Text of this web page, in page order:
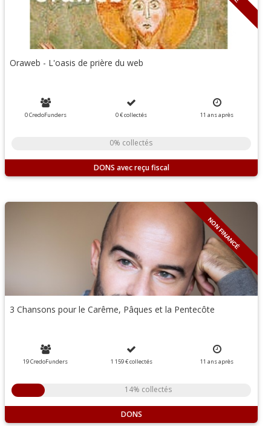
Oraweb - L'oasis de prière du web
0 CredoFunders 0 €collectés 11 ansaprès
0% collectés
DONS
NON FINANCÉ
3 Chansons pour le Carême, Pâques et la Pentecôte
19 CredoFunders 1 159 €collectés 11 ansaprès
14% collectés
DONS